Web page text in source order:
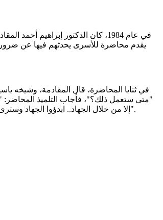
يقدم محاضرة للأسرى يحدثهم فيها عن ضرورة
في ثنايا المحاضرة، قال المقادمة، وشيخه
"متى ستعمل ذلك؟"، فأجاب التلميذ المحاضر:
إلا من خلال الجهاد.. ابدؤوا الجهاد وسترى تحققَ ذلك على الأرض".. يقول المقادمة: "وكانت لفتة جميلة من هذا الشيخ المربي الذي آمن دائما بأن العمل الصالح هـو مفتاح التوفيق والهداية، والعلم والتطوير".